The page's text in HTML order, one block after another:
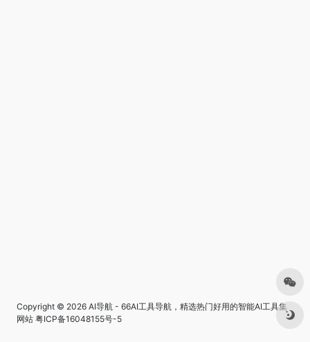
Copyright © 2026 AI导航 - 66AI工具导航，精选热门好用的智能AI工具集
网站 粤ICP备16048155号-5